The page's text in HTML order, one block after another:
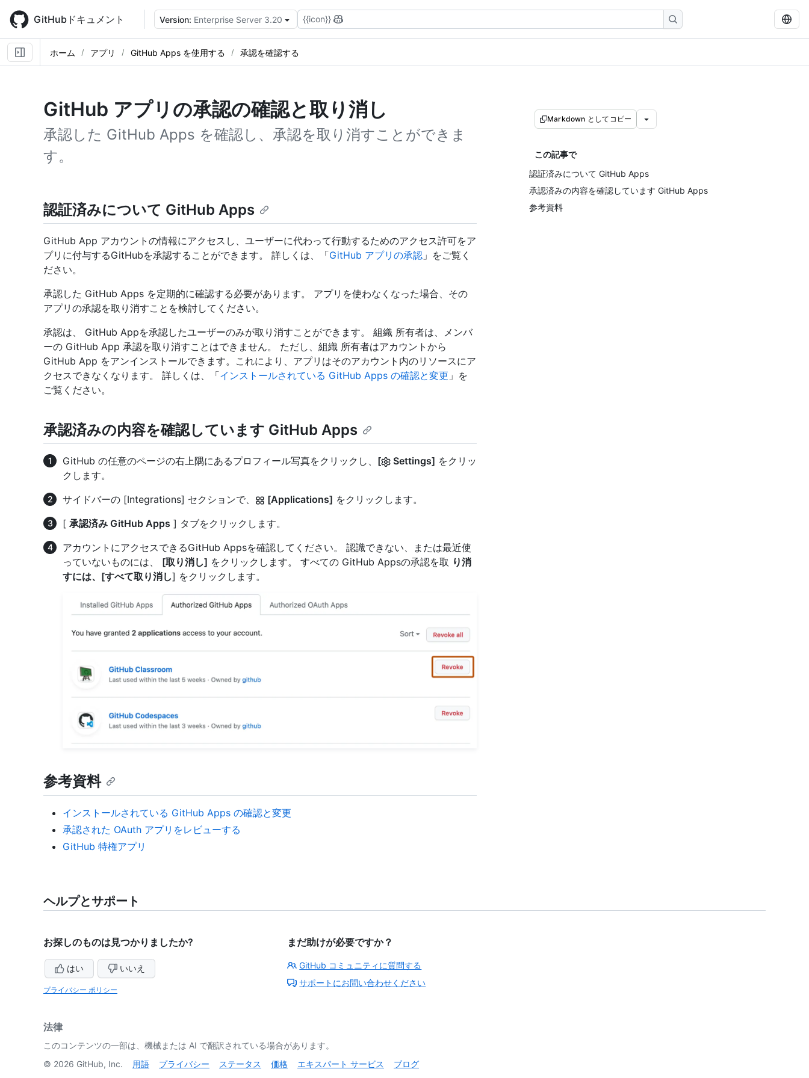
main
content
GitHubドキュメント Version: Enterprise Server 3.20 {{icon}}
ホーム アプリ GitHub Apps を使用する 承認を確認する
GitHub アプリの承認の確認と取り消し
承認した GitHub Apps を確認し、承認を取り消すことができま
す。
Markdown としてコピー
この記事で
認証済みについて GitHub Apps
承認済みの内容を確認しています GitHub Apps
参考資料
認証済みについて GitHub Apps
GitHub App アカウントの情報にアクセスし、ユーザーに代わって行動するためのアクセス許可をア
プリに付与するGitHubを承認することができます。 詳しくは、「GitHub アプリの承認 」をご覧く
ださい。
承認した GitHub Apps を定期的に確認する必要があります。 アプリを使わなくなった場合、その
アプリの承認を取り消すことを検討してください。
承認は、 GitHub Appを承認したユーザーのみが取り消すことができます。 組織 所有者は、メンバ
ーの GitHub App 承認を取り消すことはできません。 ただし、組織 所有者はアカウントから
GitHub App をアンインストールできます。これにより、アプリはそのアカウント内のリソースにア
クセスできなくなります。 詳しくは、「インストールされている GitHub Apps の確認と変更 」を
ご覧ください。
承認済みの内容を確認しています GitHub Apps
GitHub の任意のページの右上隅にあるプロフィール写真をクリックし、 [ Settings] をクリッ
クします。
サイドバーの [Integrations] セクションで、
[Applications] をクリックします。
[ 承認済み GitHub Apps ] タブをクリックします。
アカウントにアクセスできるGitHub Appsを確認してください。 認識できない、または最近使
っていないものには、 [取り消し] をクリックします。 すべての GitHub Appsの承認を取 り消
すには、[すべて取り消し] をクリックします。
参考資料
インストールされている GitHub Apps の確認と変更
承認された OAuth アプリをレビューする
GitHub 特権アプリ
ヘルプとサポート
お探しのものは見つかりましたか?
はい いいえ
プライバシー ポリシー
まだ助けが必要ですか？
GitHub コミュニティに質問する
サポートにお問い合わせください
法律
このコンテンツの一部は、機械または AI で翻訳されている場合があります。
© 2026 GitHub, Inc. 用語 プライバシー ステータス 価格 エキスパート サービス ブログ